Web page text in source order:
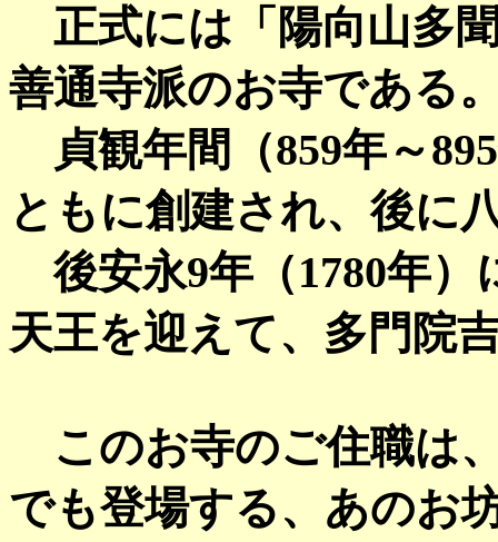
正式には「陽向山多
善通寺派のお寺である
貞観年間（859年～
ともに創建され、後に
後安永9年（1780年）
天王を迎えて、多門院
このお寺のご住職は
でも登場する、あのお